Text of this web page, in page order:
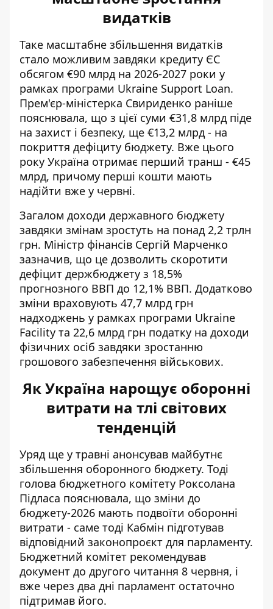
видатків
Таке масштабне збільшення видатків
стало можливим завдяки кредиту ЄС
обсягом €90 млрд на 2026-2027 роки у
рамках програми Ukraine Support Loan.
Прем'єр-міністерка Свириденко раніше
пояснювала, що з цієї суми €31,8 млрд піде
на захист і безпеку, ще €13,2 млрд - на
покриття дефіциту бюджету. Вже цього
року Україна отримає перший транш - €45
млрд, причому перші кошти мають
надійти вже у червні.
Загалом доходи державного бюджету
завдяки змінам зростуть на понад 2,2 трлн
грн. Міністр фінансів Сергій Марченко
зазначив, що це дозволить скоротити
дефіцит держбюджету з 18,5%
прогнозного ВВП до 12,1% ВВП. Додатково
зміни враховують 47,7 млрд грн
надходжень у рамках програми Ukraine
Facility та 22,6 млрд грн податку на доходи
фізичних осіб завдяки зростанню
грошового забезпечення військових.
Як Україна нарощує оборонні
витрати на тлі світових
тенденцій
Уряд ще у травні анонсував майбутнє
збільшення оборонного бюджету. Тоді
голова бюджетного комітету Роксолана
Підласа пояснювала, що зміни до
бюджету-2026 мають подвоїти оборонні
витрати - саме тоді Кабмін підготував
відповідний законопроєкт для парламенту.
Бюджетний комітет рекомендував
документ до другого читання 8 червня, і
вже через два дні парламент остаточно
підтримав його.